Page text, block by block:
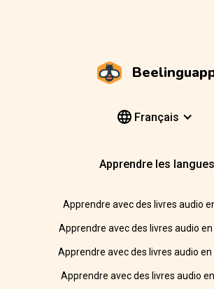
Français
Apprendre les langues
Apprendre avec des livres audio
Apprendre avec des livres audio en
Apprendre avec des livres audio
Apprendre avec des livres audio